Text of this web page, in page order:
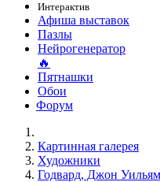
Интерактив
Афиша выставок
Пазлы
Нейрогенератор
🔥
Пятнашки
Обои
Форум
Картинная галерея
Художники
Годвард, Джон Уильям